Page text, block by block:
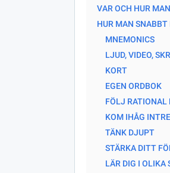
VAR OCH HUR
HUR MAN SNABBT
MNEMONICS
LJUD, VIDEO,
KORT
EGEN ORDBOK
FÖLJ RATIONAL
KOM IHÅG
TÄNK DJUPT
STÄRKA DITT
LÄR DIG I OLIKA